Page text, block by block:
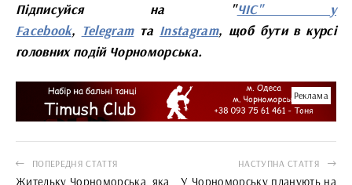
Підписуйся на "ЧІС" у
Facebook, Telegramта Instagram, щоб бути в курсі
головних подій Чорноморська.
Реклама
ПОПЕРЕДНЯ СТАТТЯ
Жительку Чорноморська, яка
НАСТУПНА СТАТТЯ
У Чорноморську планують на